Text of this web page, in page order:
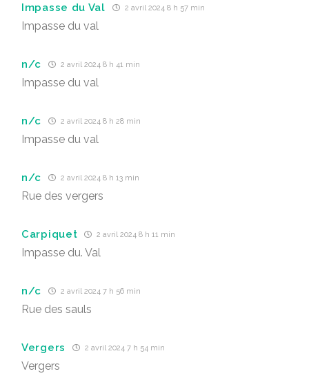
Impasse du Val 2 avril 2024 8 h 57 min
Impasse du val
n/c 2 avril 2024 8 h 41 min
Impasse du val
n/c 2 avril 2024 8 h 28 min
Impasse du val
n/c 2 avril 2024 8 h 13 min
Rue des vergers
Carpiquet 2 avril 2024 8 h 11 min
Impasse du. Val
n/c 2 avril 2024 7 h 56 min
Rue des sauls
Vergers 2 avril 2024 7 h 54 min
Vergers